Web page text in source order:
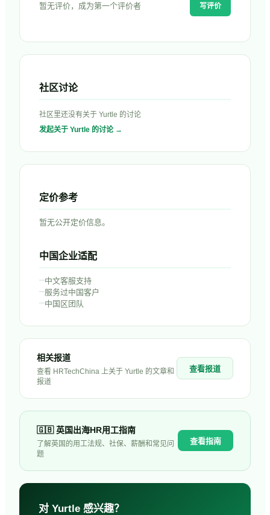
暂无评价，成为第一个评价者 写评价
社区讨论
社区里还没有关于 Yurtle 的讨论
发起关于 Yurtle 的讨论 →
定价参考
暂无公开定价信息。
中国企业适配
–中文客服支持
–服务过中国客户
–中国区团队
相关报道
查看 HRTechChina 上关于 Yurtle 的文章和
报道
查看报道
🇬🇧 英国出海HR用工指南
了解英国 的用工法规、社保、薪酬和常见问
题
查看指南
对 Yurtle 感兴趣？